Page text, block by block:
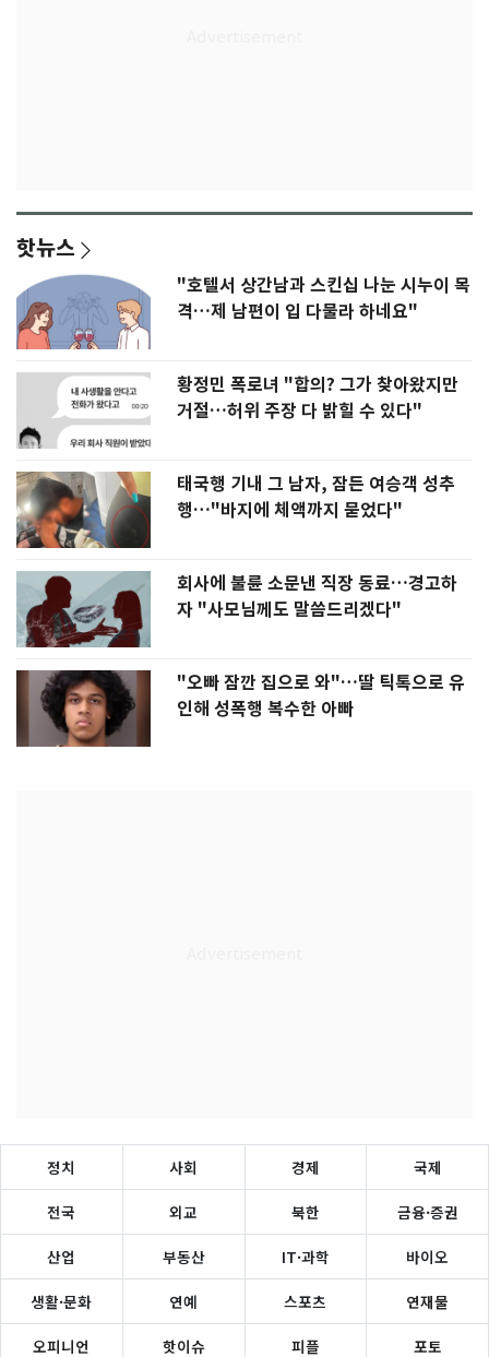
핫뉴스
"호텔서 상간남과 스킨십 나눈 시누이 목
격…제 남편이 입 다물라 하네요"
황정민 폭로녀 "합의? 그가 찾아왔지만
거절…허위 주장 다 밝힐 수 있다"
태국행 기내 그 남자, 잠든 여승객 성추
행…"바지에 체액까지 묻었다"
회사에 불륜 소문낸 직장 동료…경고하
자 "사모님께도 말씀드리겠다"
"오빠 잠깐 집으로 와"…딸 틱톡으로 유
인해 성폭행 복수한 아빠
정치 사회 경제 국제
전국 외교 북한 금융·증권
산업 부동산 IT·과학 바이오
생활·문화 연예 스포츠 연재물
오피니언 핫이슈 피플 포토